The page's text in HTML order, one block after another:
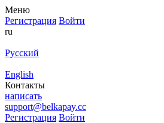
Меню
Регистрация Войти
ru
Русский
English
Контакты
написать
support@belkapay.cc
Регистрация Войти